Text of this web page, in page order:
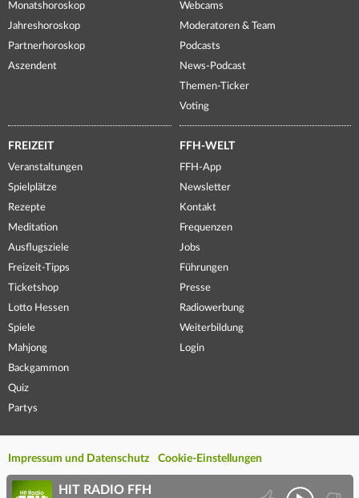
Monatshoroskop
Jahreshoroskop
Partnerhoroskop
Aszendent
Webcams
Moderatoren & Team
Podcasts
News-Podcast
Themen-Ticker
Voting
FREIZEIT
Veranstaltungen
Spielplätze
Rezepte
Meditation
Ausflugsziele
Freizeit-Tipps
Ticketshop
Lotto Hessen
Spiele
Mahjong
Backgammon
Quiz
Partys
FFH-WELT
FFH-App
Newsletter
Kontakt
Frequenzen
Jobs
Führungen
Presse
Radiowerbung
Weiterbildung
Login
Impressum und Datenschutz Cookie-Einstellungen
HIT RADIO FFH